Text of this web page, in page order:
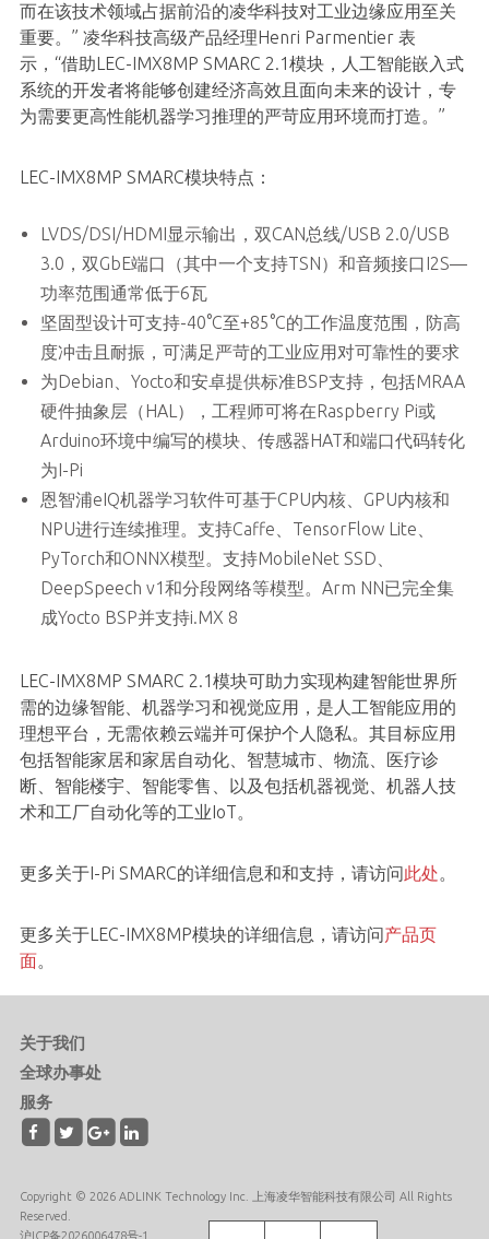
而在该技术领域占据前沿的凌华科技对工业边缘应用至关
重要。” 凌华科技高级产品经理Henri Parmentier 表
示，“借助LEC-IMX8MP SMARC 2.1模块，人工智能嵌入式
系统的开发者将能够创建经济高效且面向未来的设计，专
为需要更高性能机器学习推理的严苛应用环境而打造。”
LEC-IMX8MP SMARC模块特点：
LVDS/DSI/HDMI显示输出，双CAN总线/USB 2.0/USB
3.0，双GbE端口（其中一个支持TSN）和音频接口I2S—
功率范围通常低于6瓦
坚固型设计可支持-40°C至+85°C的工作温度范围，防高
度冲击且耐振，可满足严苛的工业应用对可靠性的要求
为Debian、Yocto和安卓提供标准BSP支持，包括MRAA
硬件抽象层（HAL），工程师可将在Raspberry Pi或
Arduino环境中编写的模块、传感器HAT和端口代码转化
为I-Pi
恩智浦eIQ机器学习软件可基于CPU内核、GPU内核和
NPU进行连续推理。支持Caffe、TensorFlow Lite、
PyTorch和ONNX模型。支持MobileNet SSD、
DeepSpeech v1和分段网络等模型。Arm NN已完全集
成Yocto BSP并支持i.MX 8
LEC-IMX8MP SMARC 2.1模块可助力实现构建智能世界所
需的边缘智能、机器学习和视觉应用，是人工智能应用的
理想平台，无需依赖云端并可保护个人隐私。其目标应用
包括智能家居和家居自动化、智慧城市、物流、医疗诊
断、智能楼宇、智能零售、以及包括机器视觉、机器人技
术和工厂自动化等的工业IoT。
更多关于I-Pi SMARC的详细信息和和支持，请访问此处。
更多关于LEC-IMX8MP模块的详细信息，请访问产品页
面。
关于我们
全球办事处
服务
Copyright © 2026 ADLINK Technology Inc. 上海凌华智能科技有限公司 All Rights
Reserved.
沪ICP备2026006478号-1